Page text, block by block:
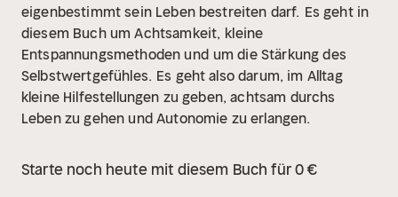
eigenbestimmt sein Leben bestreiten darf. Es geht in
diesem Buch um Achtsamkeit, kleine
Entspannungsmethoden und um die Stärkung des
Selbstwertgefühles. Es geht also darum, im Alltag
kleine Hilfestellungen zu geben, achtsam durchs
Leben zu gehen und Autonomie zu erlangen.
Starte noch heute mit diesem Buch für 0 €